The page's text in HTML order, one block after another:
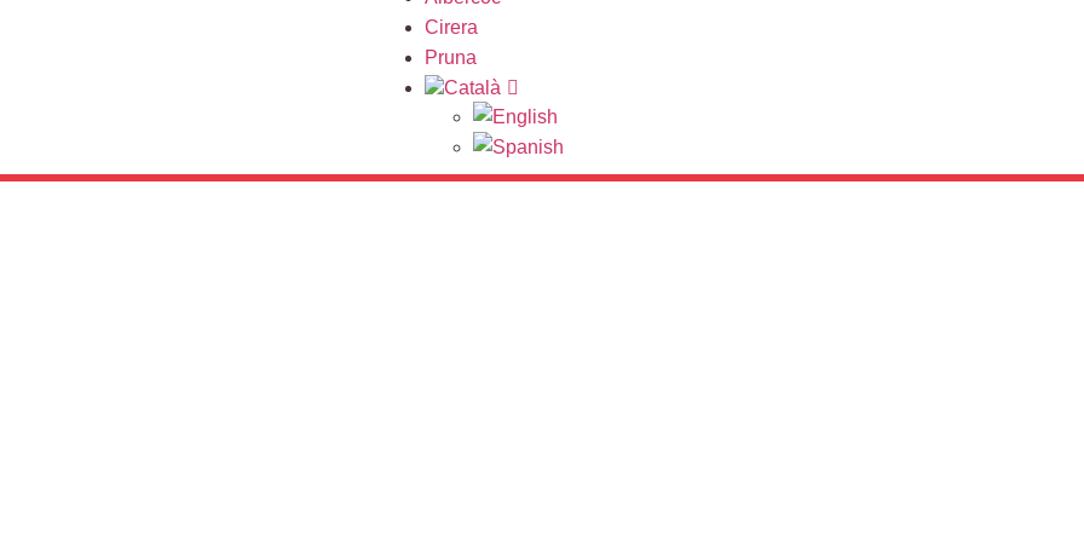
Cirera
Pruna